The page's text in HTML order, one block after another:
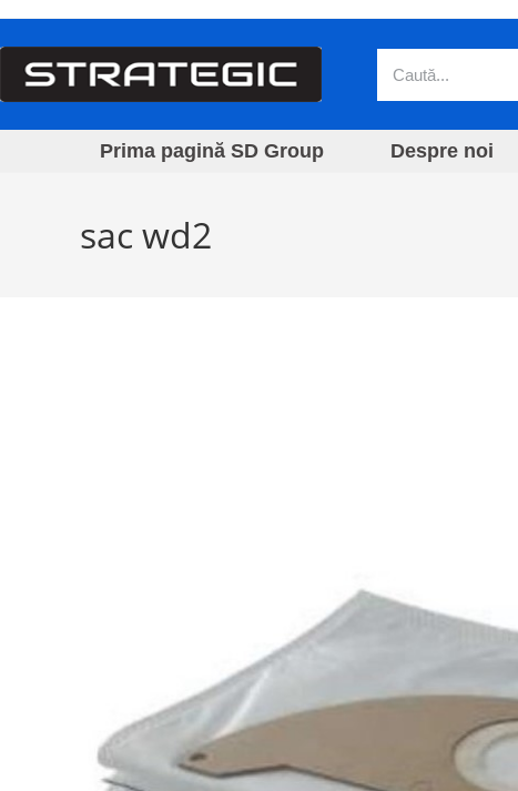
Prima pagină SD Group Despre noi
sac wd2